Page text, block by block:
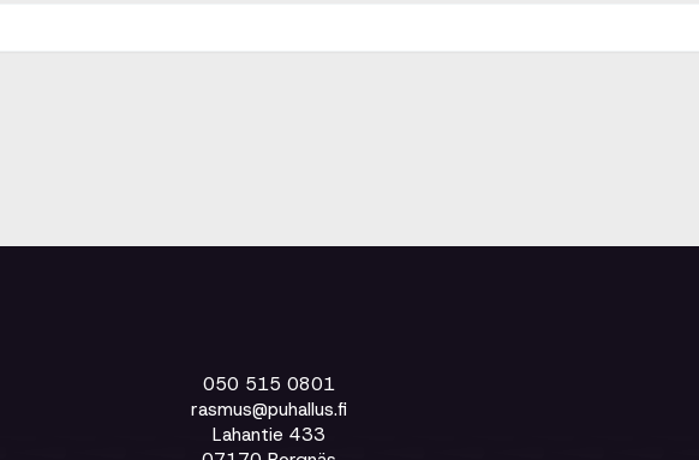
050 515 0801
rasmus@puhallus.fi
Lahantie 433